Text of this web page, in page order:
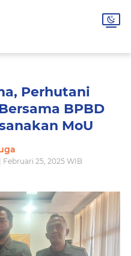
Perhutani
BPBD
MoU
Februari 25, 2025 WIB